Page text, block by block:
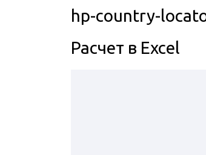
hp-country-
Расчет в Excel